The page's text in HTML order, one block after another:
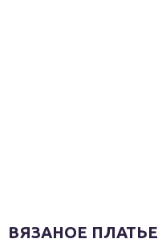
ВЯЗАНОЕ ПЛАТЬЕ